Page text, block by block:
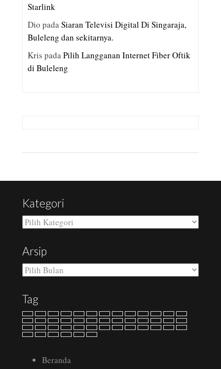
Starlink
Dio padaSiaran Televisi Digital Di Singaraja,
Buleleng dan sekitarnya.
Kris padaPilih Langganan Internet Fiber Oftik
di Buleleng
Kategori
Kategori
Arsip
Arsip
Tag
Beranda